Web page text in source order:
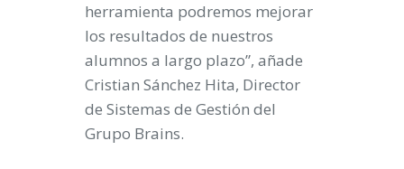
herramienta podremos mejorar
los resultados de nuestros
alumnos a largo plazo”, añade
Cristian Sánchez Hita, Director
de Sistemas de Gestión del
Grupo Brains.